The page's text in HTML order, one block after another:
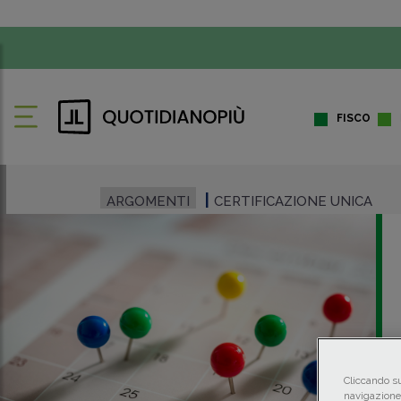
FISCO
ARGOMENTI CERTIFICAZIONE UNICA
Cliccando